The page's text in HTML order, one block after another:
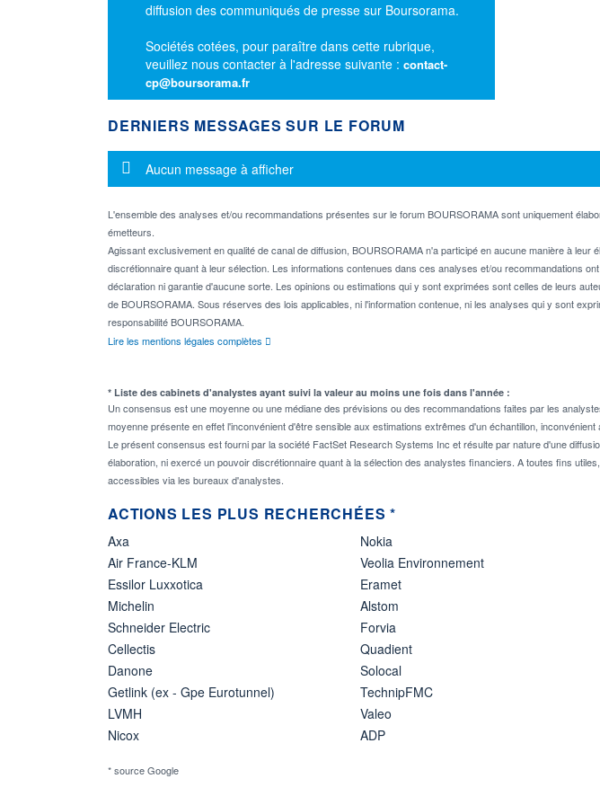
diffusion des communiqués de presse sur Boursorama.
Sociétés cotées, pour paraître dans cette rubrique,
veuillez nous contacter à l'adresse suivante : contact-
cp@boursorama.fr
DERNIERS MESSAGES SUR LE FORUM
Message d'information
Aucun message à afficher
L'ensemble des analyses et/ou recommandations présentes sur le forum BOURSORAMA sont uniquement
émetteurs.
Agissant exclusivement en qualité de canal de diffusion, BOURSORAMA n'a participé en aucune manière à leur
discrétionnaire quant à leur sélection. Les informations contenues dans ces analyses et/ou recommandations
déclaration ni garantie d'aucune sorte. Les opinions ou estimations qui y sont exprimées sont celles de leurs
de BOURSORAMA. Sous réserves des lois applicables, ni l'information contenue, ni les analyses qui y sont
responsabilité BOURSORAMA.
Lire les mentions légales complètes
* Liste des cabinets d'analystes ayant suivi la valeur au moins une fois dans l'année :
Un consensus est une moyenne ou une médiane des prévisions ou des recommandations faites par les
moyenne présente en effet l'inconvénient d'être sensible aux estimations extrêmes d'un échantillon,
Le présent consensus est fourni par la société FactSet Research Systems Inc et résulte par nature d'une
élaboration, ni exercé un pouvoir discrétionnaire quant à la sélection des analystes financiers. A toutes fins
accessibles via les bureaux d'analystes.
ACTIONS LES PLUS RECHERCHÉES *
Axa
Air France-KLM
Essilor Luxxotica
Michelin
Schneider Electric
Cellectis
Danone
Getlink (ex - Gpe Eurotunnel)
LVMH
Nicox
Nokia
Veolia Environnement
Eramet
Alstom
Forvia
Quadient
Solocal
TechnipFMC
Valeo
ADP
* source Google